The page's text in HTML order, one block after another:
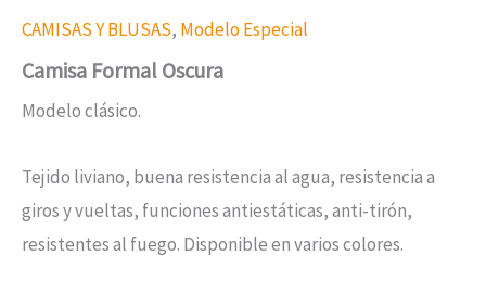
CAMISAS Y BLUSAS, Modelo Especial
Camisa Formal Oscura
Modelo clásico.
Tejido liviano, buena resistencia al agua, resistencia a
giros y vueltas, funciones antiestáticas, anti-tirón,
resistentes al fuego. Disponible en varios colores.